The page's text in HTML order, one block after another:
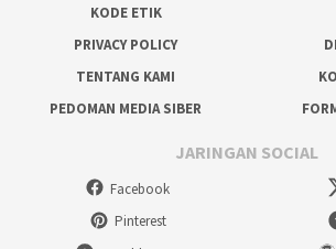
KODE ETIK
PRIVACY POLICY
TENTANG KAMI
PEDOMAN MEDIA SIBER
JARINGAN SOCIAL
Facebook
Pinterest